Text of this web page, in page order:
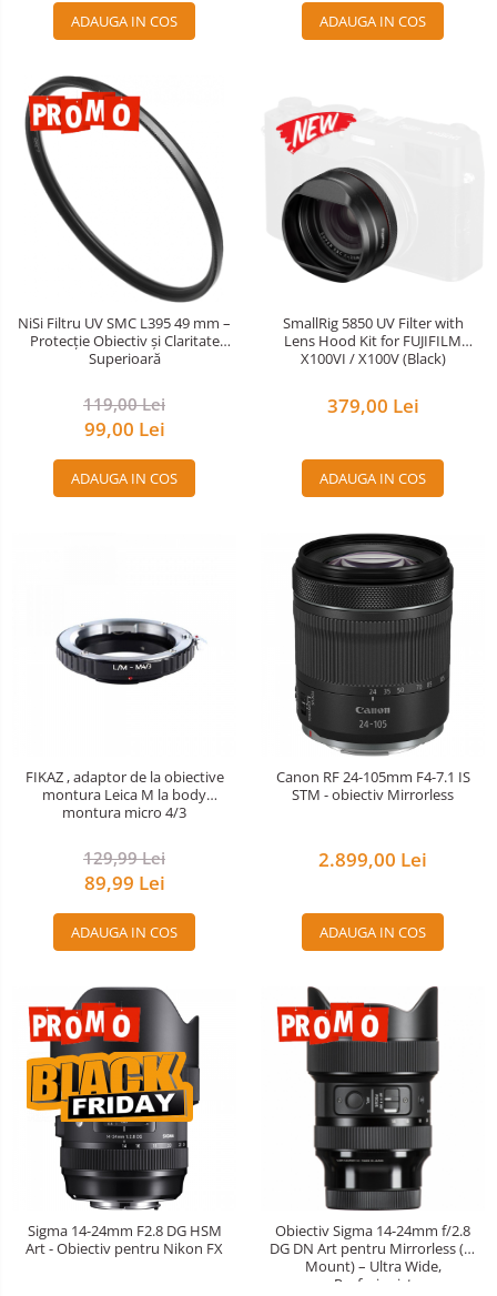
ADAUGA IN COS ADAUGA IN COS
NiSi Filtru UV SMC L395 49 mm –
Protecție Obiectiv și Claritate
Superioară
119,00 Lei
99,00 Lei
ADAUGA IN COS
SmallRig 5850 UV Filter with
Lens Hood Kit for FUJIFILM
X100VI / X100V (Black)
379,00 Lei
ADAUGA IN COS
FIKAZ , adaptor de la obiective
montura Leica M la body
montura micro 4/3
129,99 Lei
89,99 Lei
ADAUGA IN COS
Canon RF 24-105mm F4-7.1 IS
STM - obiectiv Mirrorless
2.899,00 Lei
ADAUGA IN COS
Sigma 14-24mm F2.8 DG HSM
Art - Obiectiv pentru Nikon FX
Obiectiv Sigma 14-24mm f/2.8
DG DN Art pentru Mirrorless (L-
Mount) – Ultra Wide,
Profesionist